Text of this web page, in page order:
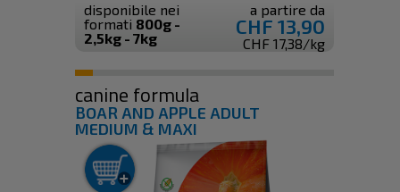
disponibile nei
formati 800g -
2,5kg - 7kg
a partire da
CHF 13,90
CHF 17,38/kg
canine formula
BOAR AND APPLE ADULT
MEDIUM & MAXI